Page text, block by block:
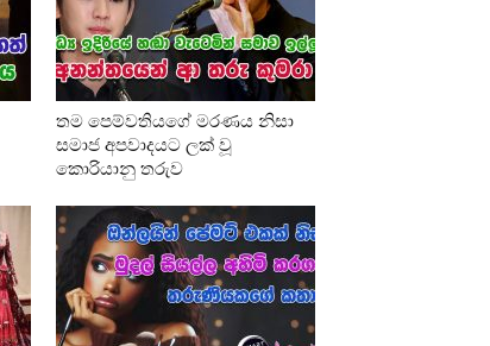
තම පෙම්වතියගේ මරණය නිසා
සමාජ අපවාදයට ලක් වූ
කොරියානු තරුව